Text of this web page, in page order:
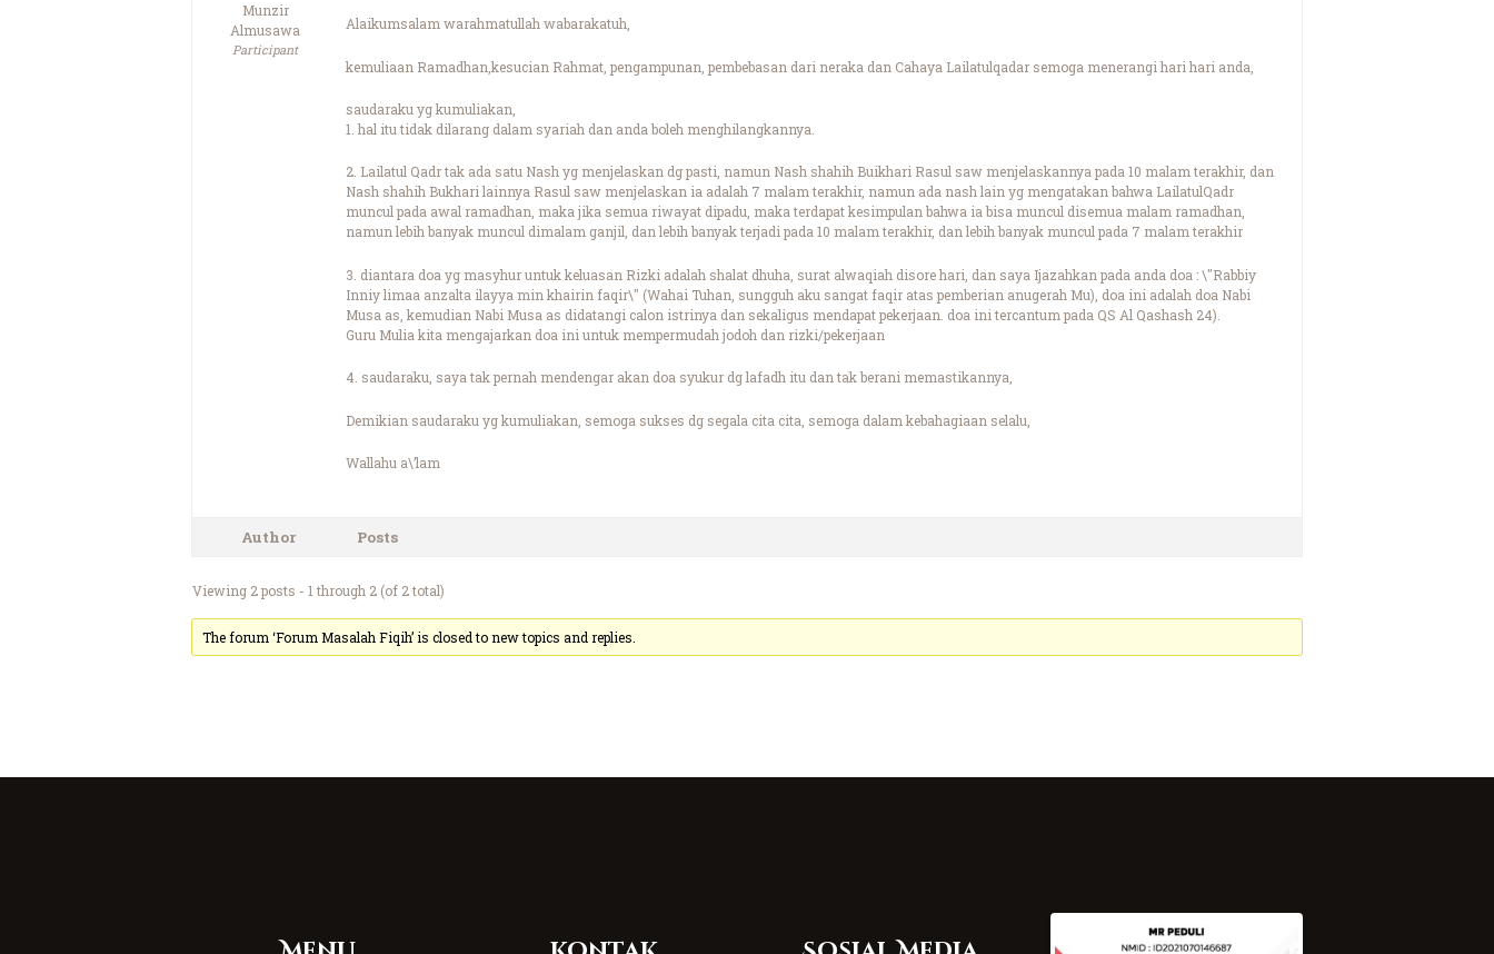
Munzir
Almusawa
Participant
Alaikumsalam warahmatullah wabarakatuh,
kemuliaan Ramadhan,kesucian Rahmat, pengampunan, pembebasan dari neraka dan Cahaya Lailatulqadar semoga menerangi hari hari anda,
saudaraku yg kumuliakan,
1. hal itu tidak dilarang dalam syariah dan anda boleh menghilangkannya.
2. Lailatul Qadr tak ada satu Nash yg menjelaskan dg pasti, namun Nash shahih Buikhari Rasul saw menjelaskannya pada 10 malam terakhir, dan
Nash shahih Bukhari lainnya Rasul saw menjelaskan ia adalah 7 malam terakhir, namun ada nash lain yg mengatakan bahwa LailatulQadr
muncul pada awal ramadhan, maka jika semua riwayat dipadu, maka terdapat kesimpulan bahwa ia bisa muncul disemua malam ramadhan,
namun lebih banyak muncul dimalam ganjil, dan lebih banyak terjadi pada 10 malam terakhir, dan lebih banyak muncul pada 7 malam terakhir
3. diantara doa yg masyhur untuk keluasan Rizki adalah shalat dhuha, surat alwaqiah disore hari, dan saya Ijazahkan pada anda doa : \"Rabbiy
Inniy limaa anzalta ilayya min khairin faqir\" (Wahai Tuhan, sungguh aku sangat faqir atas pemberian anugerah Mu), doa ini adalah doa Nabi
Musa as, kemudian Nabi Musa as didatangi calon istrinya dan sekaligus mendapat pekerjaan. doa ini tercantum pada QS Al Qashash 24).
Guru Mulia kita mengajarkan doa ini untuk mempermudah jodoh dan rizki/pekerjaan
4. saudaraku, saya tak pernah mendengar akan doa syukur dg lafadh itu dan tak berani memastikannya,
Demikian saudaraku yg kumuliakan, semoga sukses dg segala cita cita, semoga dalam kebahagiaan selalu,
Wallahu a\’lam
Author Posts
Viewing 2 posts - 1 through 2 (of 2 total)
The forum ‘Forum Masalah Fiqih’ is closed to new topics and replies.